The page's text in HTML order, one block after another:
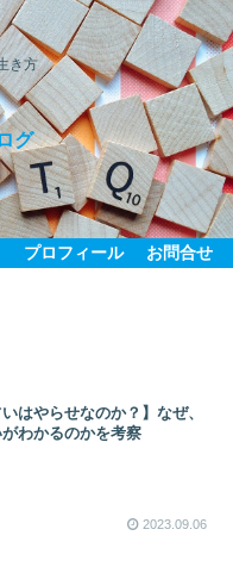
き方
グ
プロフィール お問合せ
いはやらせなのか？】なぜ、
わかるのかを考察
2023.09.06